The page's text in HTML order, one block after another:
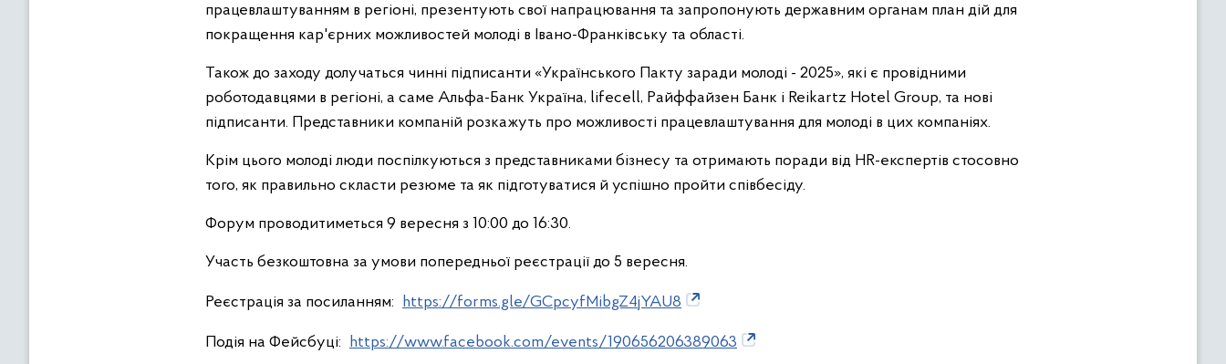
працевлаштуванням в регіоні, презентують свої напрацювання та запропонують державним органам план дій для
покращення кар'єрних можливостей молоді в Івано-Франківську та області.
Також до заходу долучаться чинні підписанти «Українського Пакту заради молоді - 2025», які є провідними
роботодавцями в регіоні, а саме Альфа-Банк Україна, lifecell, Райффайзен Банк і Reikartz Hotel Group, та нові
підписанти. Представники компаній розкажуть про можливості працевлаштування для молоді в цих компаніях.
Крім цього молоді люди поспілкуються з представниками бізнесу та отримають поради від HR-експертів стосовно
того, як правильно скласти резюме та як підготуватися й успішно пройти співбесіду.
Форум проводитиметься 9 вересня з 10:00 до 16:30.
Участь безкоштовна за умови попередньої реєстрації до 5 вересня.
Реєстрація за посиланням: https://forms.gle/GCpcyfMibgZ4jYAU8
Подія на Фейсбуці: https://www.facebook.com/events/190656206389063